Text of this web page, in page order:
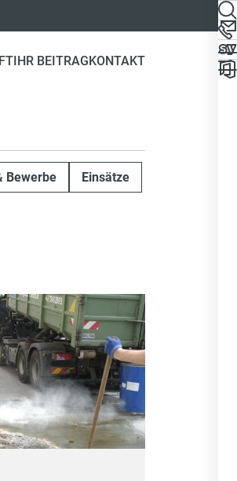
IHR BEITRAGKONTAKT
Bewerbe Einsätze